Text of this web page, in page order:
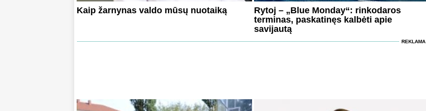
Kaip žarnynas valdo mūsų nuotaiką
Rytoj – „Blue Monday“: rinkodaros
terminas, paskatinęs kalbėti apie
savijautą
REKLAMA